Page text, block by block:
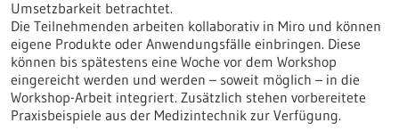
Umsetzbarkeit betrachtet.
Die Teilnehmenden arbeiten kollaborativ in Miro und können
eigene Produkte oder Anwendungsfälle einbringen. Diese
können bis spätestens eine Woche vor dem Workshop
eingereicht werden und werden – soweit möglich – in die
Workshop-Arbeit integriert. Zusätzlich stehen vorbereitete
Praxisbeispiele aus der Medizintechnik zur Verfügung.